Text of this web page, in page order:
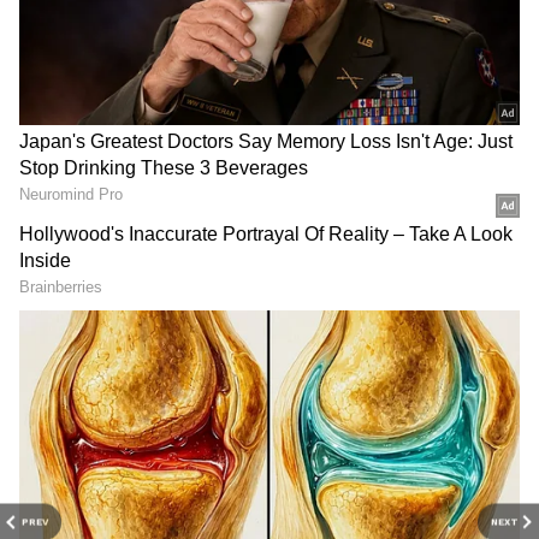
PREV NEXT
DOWNLOAD APP